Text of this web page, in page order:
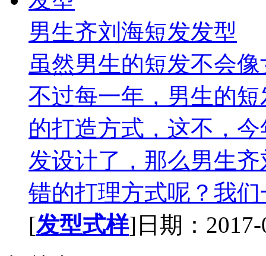
男生齐刘海短发发型
虽然男生的短发不会
不过每一年，男生的
的打造方式，这不，
发设计了，那么男生
错的打理方式呢？我们
[发型式样]日期：2017-